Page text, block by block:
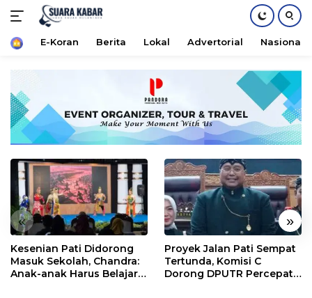
konten
HomeE-Koran Berita Lokal Advertorial Nasional
« »
Kesenian Pati Didorong
Masuk Sekolah, Chandra:
Anak-anak Harus Belajar
Proyek Jalan Pati Sempat
Tertunda, Komisi C
Dorong DPUTR Percepat